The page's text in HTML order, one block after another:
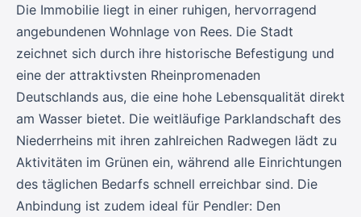
Die Immobilie liegt in einer ruhigen, hervorragend
angebundenen Wohnlage von Rees. Die Stadt
zeichnet sich durch ihre historische Befestigung und
eine der attraktivsten Rheinpromenaden
Deutschlands aus, die eine hohe Lebensqualität direkt
am Wasser bietet. Die weitläufige Parklandschaft des
Niederrheins mit ihren zahlreichen Radwegen lädt zu
Aktivitäten im Grünen ein, während alle Einrichtungen
des täglichen Bedarfs schnell erreichbar sind. Die
Anbindung ist zudem ideal für Pendler: Den